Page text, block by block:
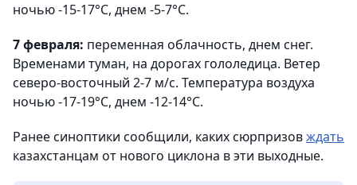
ночью -15-17°С, днем -5-7°С.
7 февраля: переменная облачность, днем снег.
Временами туман, на дорогах гололедица. Ветер
северо-восточный 2-7 м/с. Температура воздуха
ночью -17-19°С, днем -12-14°С.
Ранее синоптики сообщили, каких сюрпризовждать
казахстанцам от нового циклона в эти выходные.